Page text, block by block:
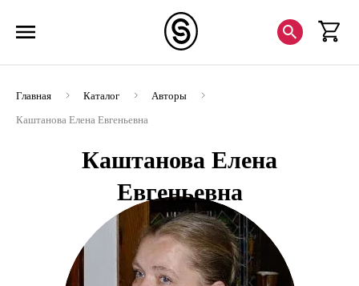
Главная Каталог
Авторы
Каштанова Елена Евгеньевна
Каштанова Елена
Евгеньевна